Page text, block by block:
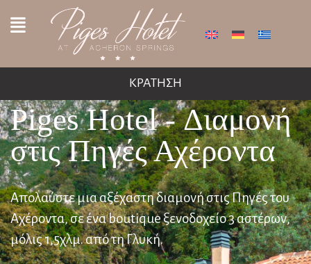
ΚΡΑΤΗΣΗ
Piges Hotel - Διαμονή
στις Πηγές Αχέροντα
Απολαύστε μια αξέχαστη διαμονή στις Πηγές του
Αχέροντα, σε ένα boutique ξενοδοχείο 3 αστέρων,
μόλις 1,5χλμ. από τη Γλυκή.